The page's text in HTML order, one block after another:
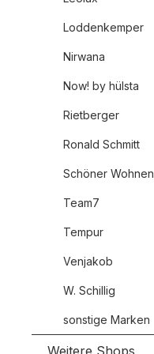
Loddenkemper
Nirwana
Now! by hülsta
Rietberger
Ronald Schmitt
Schöner Wohnen
Team7
Tempur
Venjakob
W. Schillig
sonstige Marken
Weitere Shops